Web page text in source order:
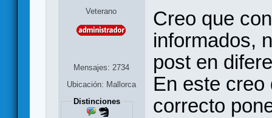
Veterano
Mensajes: 2734
Ubicación: Mallorca
Distinciones
Creo que
informados,
post en
En este creo
correcto